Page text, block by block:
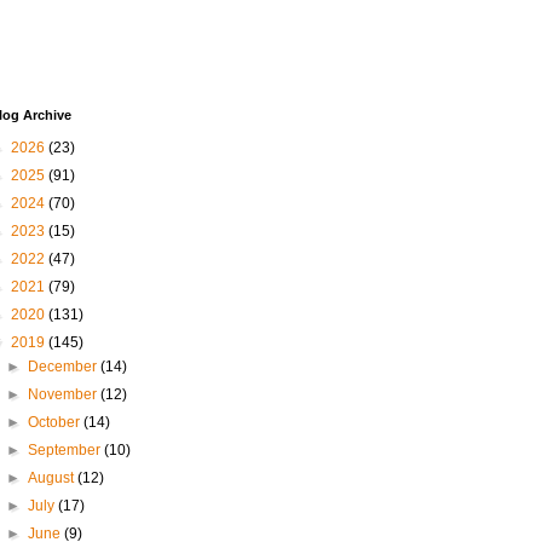
Archive
2026 (23)
2025 (91)
2024 (70)
2023 (15)
2022 (47)
2021 (79)
2020 (131)
2019 (145)
►
December(14)
►
November(12)
►October(14)
►September(10)
►August(12)
►July(17)
►June(9)